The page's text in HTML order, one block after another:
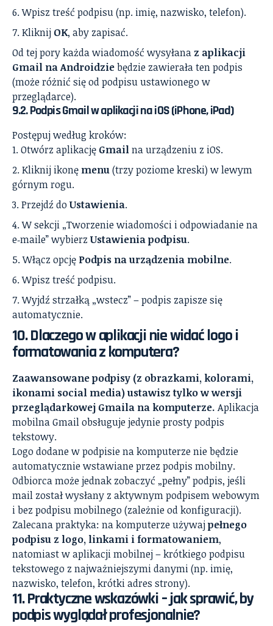
Wpisz treść podpisu (np. imię, nazwisko, telefon).
Kliknij OK, aby zapisać.
Od tej pory każda wiadomość wysyłana z aplikacji
Gmail na Androidziebędzie zawierała ten podpis
(może różnić się od podpisu ustawionego w
przeglądarce).
9.2. Podpis Gmail w aplikacji na iOS (iPhone, iPad)
Postępuj według kroków:
Otwórz aplikację Gmailna urządzeniu z iOS.
Kliknij ikonę menu(trzy poziome kreski) w lewym
górnym rogu.
Przejdź do Ustawienia.
W sekcji „Tworzenie wiadomości i odpowiadanie na
e‑maile” wybierz Ustawienia podpisu.
Włącz opcję Podpis na urządzenia mobilne.
Wpisz treść podpisu.
Wyjdź strzałką „wstecz” – podpis zapisze się
automatycznie.
10. Dlaczego w aplikacji nie widać logo i
formatowania z komputera?
Zaawansowane podpisy (z obrazkami, kolorami,
ikonami social media) ustawisz tylko w wersji
przeglądarkowej Gmaila na komputerze. Aplikacja
mobilna Gmail obsługuje jedynie prosty podpis
tekstowy.
Logo dodane w podpisie na komputerze nie będzie
automatycznie wstawiane przez podpis mobilny.
Odbiorca może jednak zobaczyć „pełny” podpis, jeśli
mail został wysłany z aktywnym podpisem webowym
i bez podpisu mobilnego (zależnie od konfiguracji).
Zalecana praktyka: na komputerze używajpełnego
podpisu z logo, linkami i formatowaniem,
natomiast w aplikacji mobilnej – krótkiego podpisu
tekstowego z najważniejszymi danymi (np. imię,
nazwisko, telefon, krótki adres strony).
11. Praktyczne wskazówki – jak sprawić, by
podpis wyglądał profesjonalnie?